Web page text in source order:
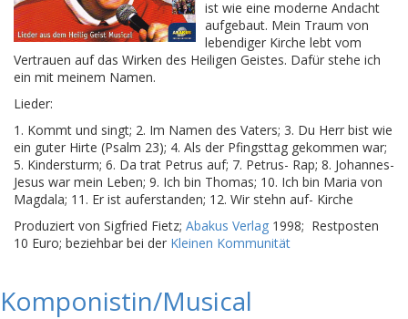
ist wie eine moderne Andacht
aufgebaut. Mein Traum von
lebendiger Kirche lebt vom
Vertrauen auf das Wirken des Heiligen Geistes. Dafür stehe ich
ein mit meinem Namen.
Lieder:
1. Kommt und singt; 2. Im Namen des Vaters; 3. Du Herr bist wie
ein guter Hirte (Psalm 23); 4. Als der Pfingsttag gekommen war;
5. Kindersturm; 6. Da trat Petrus auf; 7. Petrus- Rap; 8. Johannes-
Jesus war mein Leben; 9. Ich bin Thomas; 10. Ich bin Maria von
Magdala; 11. Er ist auferstanden; 12. Wir stehn auf- Kirche
Produziert von Sigfried Fietz; Abakus Verlag 1998; Restposten
10 Euro; beziehbar bei der Kleinen Kommunität
Komponistin/Musical